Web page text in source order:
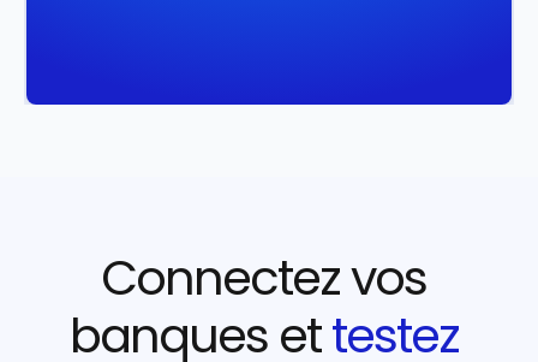
Connectez vos
banques et testez